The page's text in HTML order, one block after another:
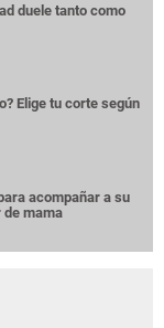
duele tanto como
Elige tu corte según
acompañar a su
mama